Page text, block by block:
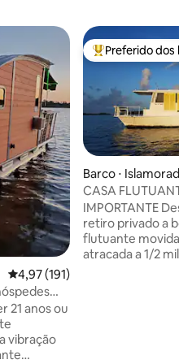
hóspedes
4,97 de uma avaliação média
4,97 (191)
21 anos ou
vibração
Entre os
Preferido dos
Barco ⋅
CASA
GRAUS PARA A
IMPORTANTE
retiro privado a
flutuante
atracada a 1/2